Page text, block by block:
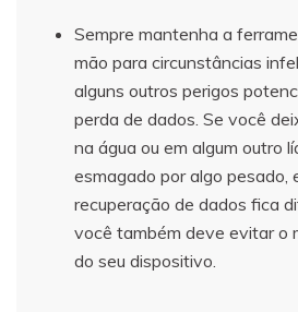
Sempre mantenha a
mão para circunstâncias
alguns outros perigos
perda de dados. Se você
na água ou em algum outro
esmagado por algo pesado,
recuperação de dados fica
você também deve evitar o
do seu dispositivo.